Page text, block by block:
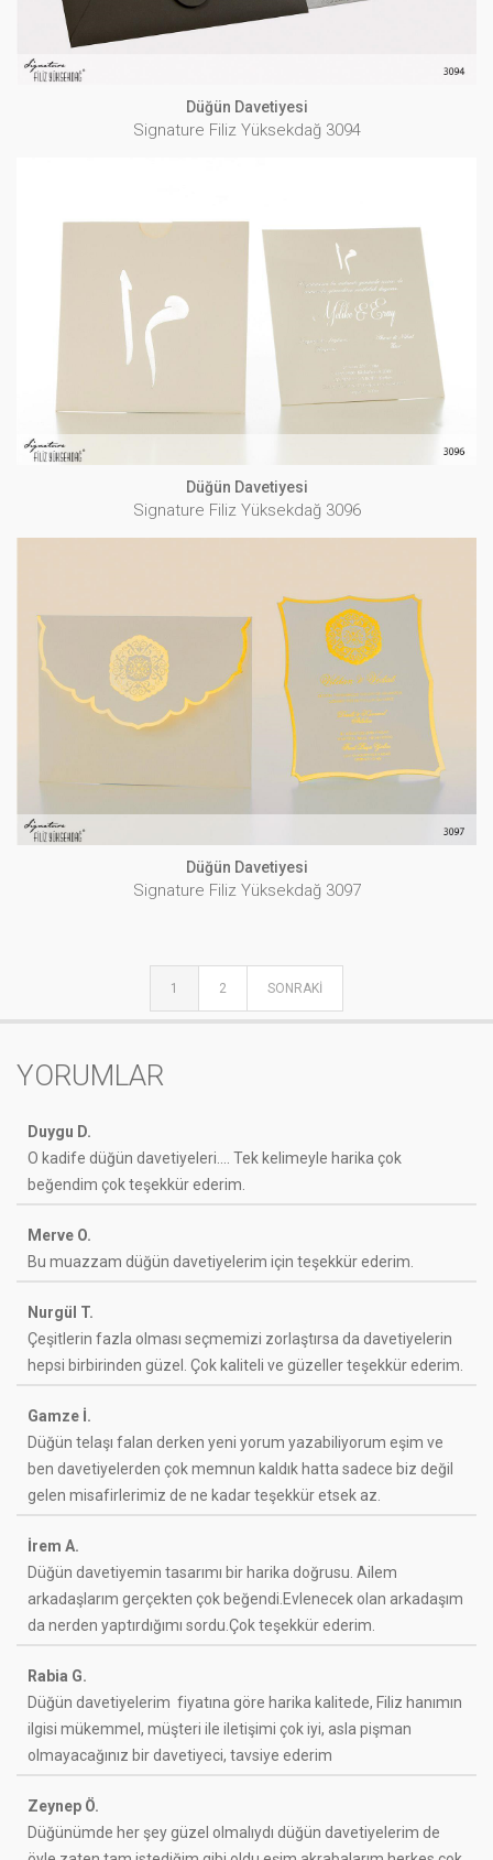
Düğün Davetiyesi
Signature Filiz Yüksekdağ 3094
Düğün Davetiyesi
Signature Filiz Yüksekdağ 3096
İNCELE
Düğün Davetiyesi
Signature Filiz Yüksekdağ 3096
Düğün Davetiyesi
Signature Filiz Yüksekdağ 3097
Düğün Davetiyesi
Signature Filiz Yüksekdağ 3097
1 2 SONRAKI
YORUMLAR
Duygu D.
O kadife düğün davetiyeleri…. Tek kelimeyle harika çok
beğendim çok teşekkür ederim.
Merve O.
Bu muazzam düğün davetiyelerim için teşekkür ederim.
Nurgül T.
Çeşitlerin fazla olması seçmemizi zorlaştırsa da davetiyelerin
hepsi birbirinden güzel. Çok kaliteli ve güzeller teşekkür ederim.
Gamze İ.
Düğün telaşı falan derken yeni yorum yazabiliyorum eşim ve
ben davetiyelerden çok memnun kaldık hatta sadece biz değil
gelen misafirlerimiz de ne kadar teşekkür etsek az.
İrem A.
Düğün davetiyemin tasarımı bir harika doğrusu. Ailem
arkadaşlarım gerçekten çok beğendi.Evlenecek olan arkadaşım
da nerden yaptırdığımı sordu.Çok teşekkür ederim.
Rabia G.
Düğün davetiyelerim fiyatına göre harika kalitede, Filiz hanımın
ilgisi mükemmel, müşteri ile iletişimi çok iyi, asla pişman
olmayacağınız bir davetiyeci, tavsiye ederim
Zeynep Ö.
Düğünümde her şey güzel olmalıydı düğün davetiyelerim de